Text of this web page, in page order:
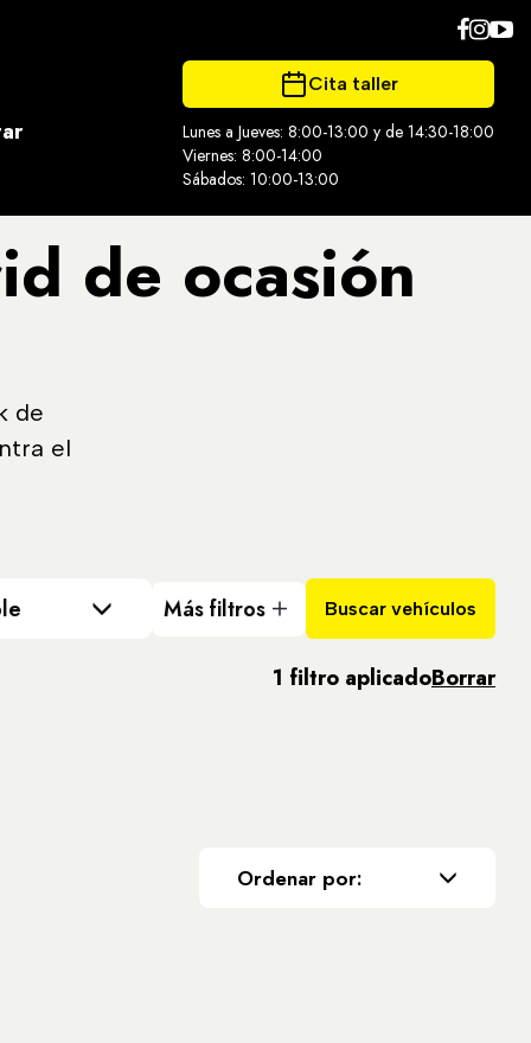
Cita taller
Lunes a Jueves: 8:00-13:00 y de 14:30-18:00
Viernes: 8:00-14:00
Sábados: 10:00-13:00
de ocasión
de
el
Más filtros Buscar vehículos
1 filtro aplicadoBorrar
Ordenar por: